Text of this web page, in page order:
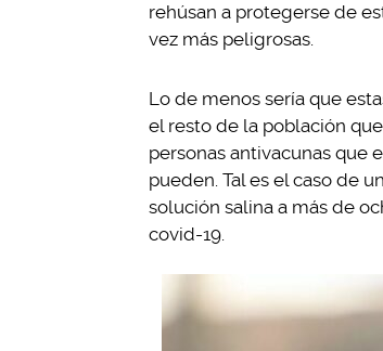
rehúsan a protegerse de
vez más peligrosas.
Lo de menos sería que
el resto de la población
personas antivacunas que
pueden. Tal es el caso de
solución salina a más de
covid-19.